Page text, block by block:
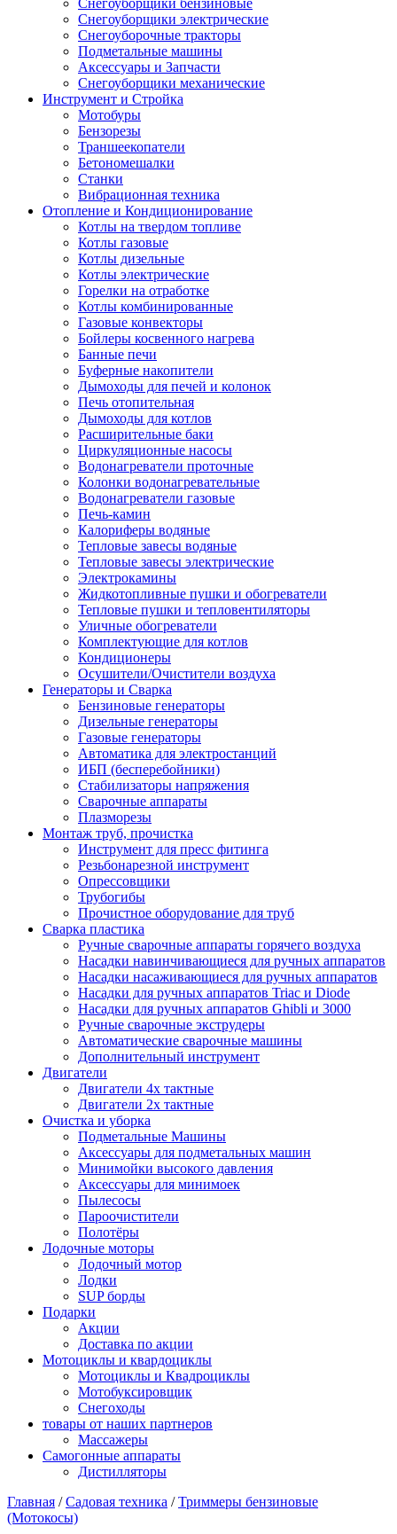
Снегоуборщики бензиновые
Снегоуборщики электрические
Снегоуборочные тракторы
Подметальные машины
Аксессуары и Запчасти
Снегоуборщики механические
Инструмент и Стройка
Мотобуры
Бензорезы
Траншеекопатели
Бетономешалки
Станки
Вибрационная техника
Отопление и Кондиционирование
Котлы на твердом топливе
Котлы газовые
Котлы дизельные
Котлы электрические
Горелки на отработке
Котлы комбинированные
Газовые конвекторы
Бойлеры косвенного нагрева
Банные печи
Буферные накопители
Дымоходы для печей и колонок
Печь отопительная
Дымоходы для котлов
Расширительные баки
Циркуляционные насосы
Водонагреватели проточные
Колонки водонагревательные
Водонагреватели газовые
Печь-камин
Калориферы водяные
Тепловые завесы водяные
Тепловые завесы электрические
Электрокамины
Жидкотопливные пушки и обогреватели
Тепловые пушки и тепловентиляторы
Уличные обогреватели
Комплектующие для котлов
Кондиционеры
Осушители/Очистители воздуха
Генераторы и Сварка
Бензиновые генераторы
Дизельные генераторы
Газовые генераторы
Автоматика для электростанций
ИБП (бесперебойники)
Стабилизаторы напряжения
Сварочные аппараты
Плазморезы
Монтаж труб, прочистка
Инструмент для пресс фитинга
Резьбонарезной инструмент
Опрессовщики
Трубогибы
Прочистное оборудование для труб
Сварка пластика
Ручные сварочные аппараты горячего воздуха
Насадки навинчивающиеся для ручных аппаратов
Насадки насаживающиеся для ручных аппаратов
Насадки для ручных аппаратов Triac и Diode
Насадки для ручных аппаратов Ghibli и 3000
Ручные сварочные экструдеры
Автоматические сварочные машины
Дополнительный инструмент
Двигатели
Двигатели 4х тактные
Двигатели 2х тактные
Очистка и уборка
Подметальные Машины
Аксессуары для подметальных машин
Минимойки высокого давления
Аксессуары для минимоек
Пылесосы
Пароочистители
Полотёры
Лодочные моторы
Лодочный мотор
Лодки
SUP борды
Подарки
Акции
Доставка по акции
Мотоциклы и квардоциклы
Мотоциклы и Квадроциклы
Мотобуксировщик
Снегоходы
товары от наших партнеров
Массажеры
Самогонные аппараты
Дистилляторы
Главная /Садовая техника /Триммеры бензиновые
(Мотокосы)